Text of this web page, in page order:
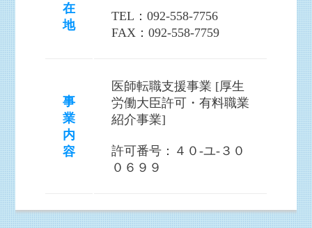
在
地
TEL：092-558-7756
FAX：092-558-7759
事
業
内
容
医師転職支援事業 [厚生
労働大臣許可・有料職業
紹介事業]
許可番号：４０-ユ-３０
０６９９